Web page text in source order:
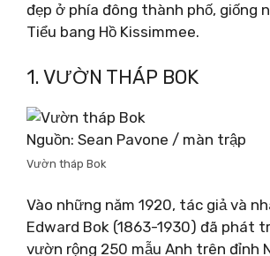
đẹp ở phía đông thành phố, giống
Tiểu bang Hồ Kissimmee.
1. VƯỜN THÁP BOK
Nguồn: Sean Pavone / màn trập
Vườn tháp Bok
Vào những năm 1920, tác giả và
Edward Bok (1863-1930) đã phát
vườn rộng 250 mẫu Anh trên đỉnh